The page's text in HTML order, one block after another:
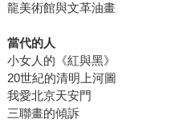
龍美術館與文革油畫
當代的人
小女人的《紅與黑》
20世紀的清明上河圖
我愛北京天安門
三聯畫的傾訴